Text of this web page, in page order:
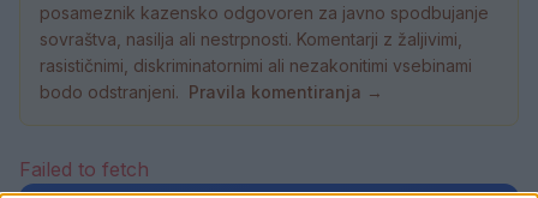
posameznik kazensko odgovoren za javno spodbujanje
sovraštva, nasilja ali nestrpnosti. Komentarji z žaljivimi,
rasističnimi, diskriminatornimi ali nezakonitimi vsebinami
bodo odstranjeni. Pravila komentiranja →
Failed to fetch